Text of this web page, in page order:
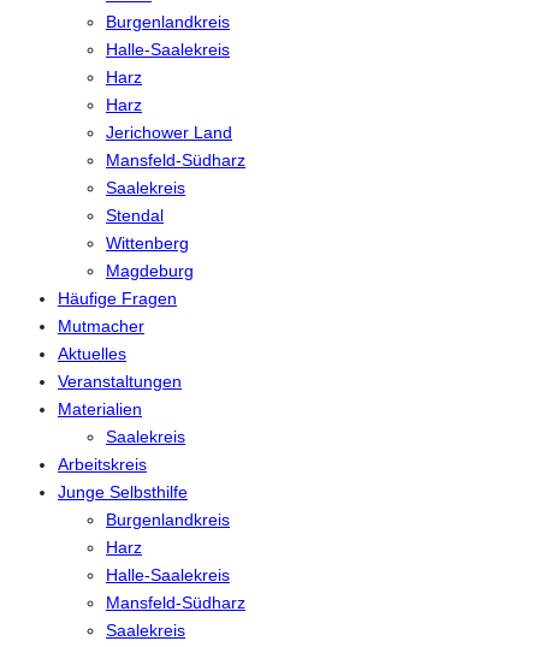
Burgenlandkreis
Halle-Saalekreis
Harz
Harz
Jerichower Land
Mansfeld-Südharz
Saalekreis
Stendal
Wittenberg
Magdeburg
Häufige Fragen
Mutmacher
Aktuelles
Veranstaltungen
Materialien
Saalekreis
Arbeitskreis
Junge Selbsthilfe
Burgenlandkreis
Harz
Halle-Saalekreis
Mansfeld-Südharz
Saalekreis